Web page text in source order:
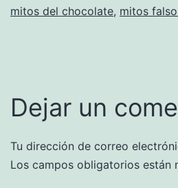
mitos del chocolate, mitos
Dejar un
Tu dirección de correo
Los campos obligatorios están